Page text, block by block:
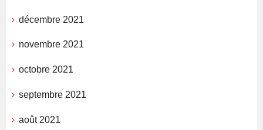
décembre 2021
novembre 2021
octobre 2021
septembre 2021
août 2021